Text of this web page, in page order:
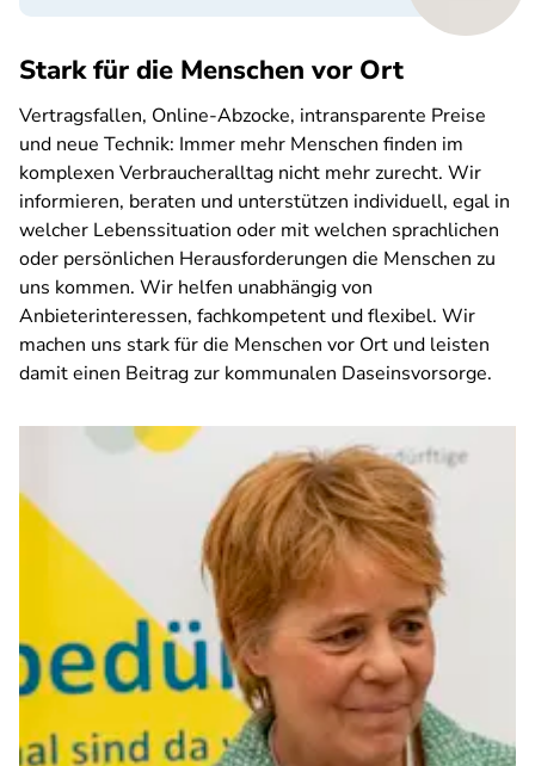
Stark für die Menschen vor Ort
Vertragsfallen, Online-Abzocke, intransparente Preise
und neue Technik: Immer mehr Menschen finden im
komplexen Verbraucheralltag nicht mehr zurecht. Wir
informieren, beraten und unterstützen individuell, egal in
welcher Lebenssituation oder mit welchen sprachlichen
oder persönlichen Herausforderungen die Menschen zu
uns kommen. Wir helfen unabhängig von
Anbieterinteressen, fachkompetent und flexibel. Wir
machen uns stark für die Menschen vor Ort und leisten
damit einen Beitrag zur kommunalen Daseinsvorsorge.